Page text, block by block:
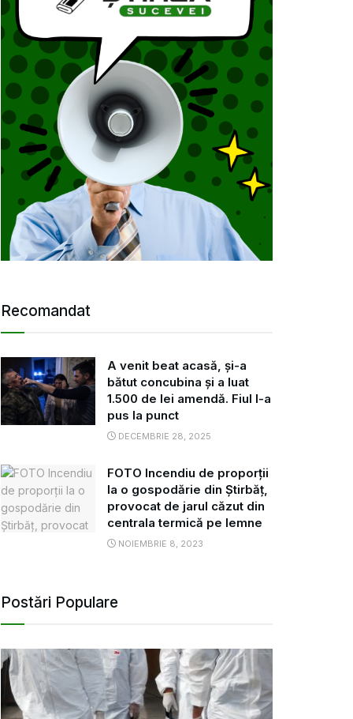
Recomandat
A venit beat acasă, și-a
bătut concubina și a luat
1.500 de lei amendă. Fiul l-a
pus la punct
DECEMBRIE 28, 2025
FOTO Incendiu de proporții
la o gospodărie din Știrbăț,
provocat de jarul căzut din
centrala termică pe lemne
NOIEMBRIE 8, 2023
Postări Populare